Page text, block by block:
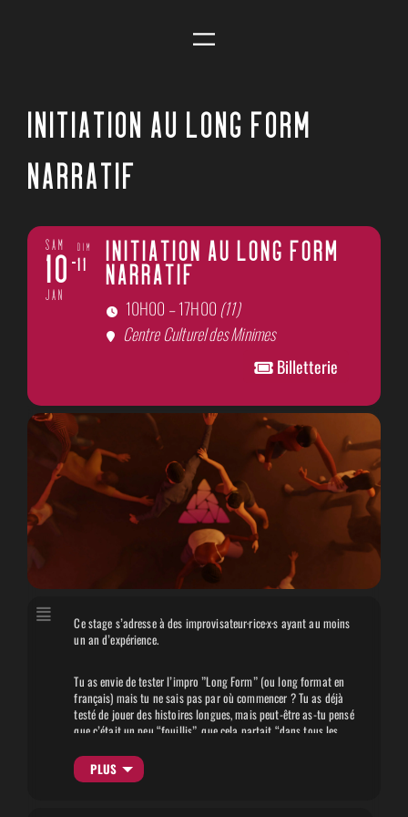
INITIATION AU LONG FORM
NARRATIF
SAM
10
JAN
DIM
INITIATION AU LONG FORM
NARRATIF
10H00 – 17H00 (11)
Centre Culturel des Minimes
Billetterie
Ce stage s’adresse à des improvisateur·rice·x·s ayant au moins
un an d’expérience.
Tu as envie de tester l’impro ”Long Form” (ou long format en
français) mais tu ne sais pas par où commencer ? Tu as déjà
testé de jouer des histoires longues, mais peut-être as-tu pensé
que c’était un peu “fouillis”, que cela partait “dans tous les
PLUS